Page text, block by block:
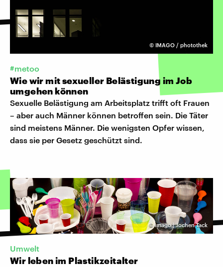
© IMAGO / photothek
#metoo
Wie wir mit sexueller Belästigung im Job
umgehen können
Sexuelle Belästigung am Arbeitsplatz trifft oft Frauen
– aber auch Männer können betroffen sein. Die Täter
sind meistens Männer. Die wenigsten Opfer wissen,
dass sie per Gesetz geschützt sind.
©imago | Jochen Tack
Umwelt
Wir leben im Plastikzeitalter